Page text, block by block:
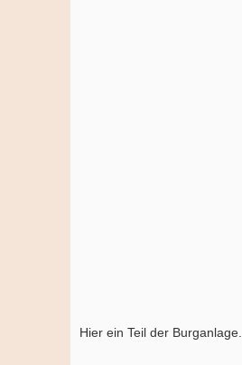
Hier ein Teil der Burganlage.